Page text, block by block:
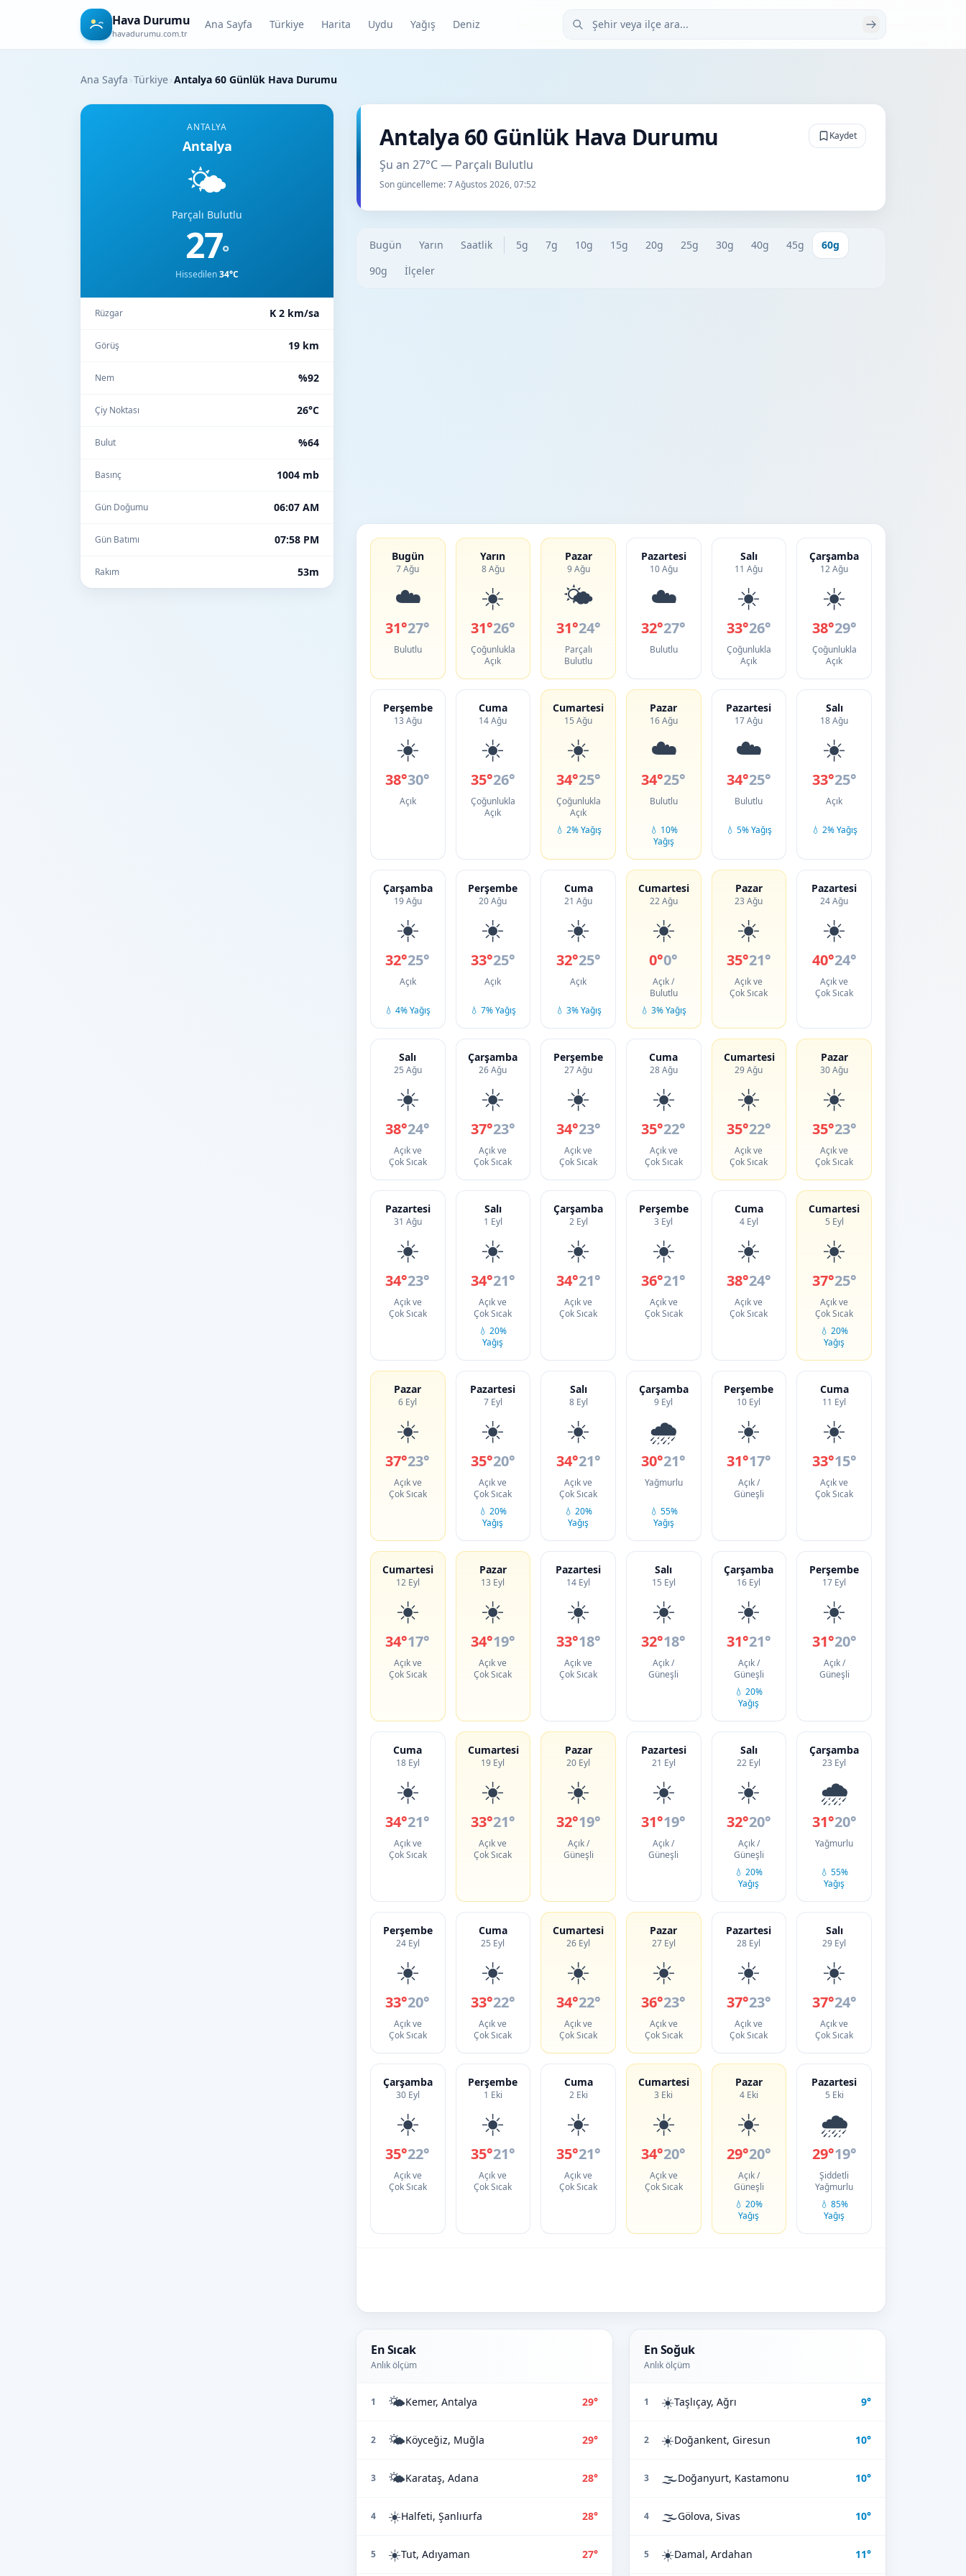
Hava Durumu
havadurumu.com.tr
Ana Sayfa Türkiye Harita Uydu Yağış Deniz Şehir veya ilçe ara
Ana Sayfa ›Türkiye›Antalya 60 Günlük Hava Durumu
ANTALYA
Antalya
🌤️
Parçalı Bulutlu
27°
Hissedilen34°C
Rüzgar K 2 km/sa
Görüş 19 km
Nem %92
Çiy Noktası 26°C
Bulut %64
Basınç 1004 mb
Gün Doğumu 06:07 AM
Gün Batımı 07:58 PM
Rakım 53m
Antalya 60 Günlük Hava Durumu
Şu an 27°C — Parçalı Bulutlu
Son güncelleme:7 Ağustos 2026, 07:52
Kaydet
Bugün Yarın Saatlik 5g 7g 10g 15g 20g 25g 30g 40g 45g
60g
90g
İlçeler
Bugün
7 Ağu
☁️
31°27°
Bulutlu
Yarın
8 Ağu
☀️
31°26°
Çoğunlukla
Açık
Pazar
9 Ağu
🌤️
31°24°
Parçalı
Bulutlu
Pazartesi
10 Ağu
☁️
32°27°
Bulutlu
Salı
11 Ağu
☀️
33°26°
Çoğunlukla
Açık
Çarşamba
12 Ağu
☀️
38°29°
Çoğunlukla
Açık
Perşembe
13 Ağu
☀️
38°30°
Açık
Cuma
14 Ağu
☀️
35°26°
Çoğunlukla
Açık
Cumartesi
15 Ağu
☀️
34°25°
Çoğunlukla
Açık
💧 2% Yağış
Pazar
16 Ağu
☁️
34°25°
Bulutlu
💧 10%
Yağış
Pazartesi
17 Ağu
☁️
34°25°
Bulutlu
💧 5% Yağış
Salı
18 Ağu
☀️
33°25°
Açık
💧 2% Yağış
Çarşamba
19 Ağu
☀️
32°25°
Açık
💧 4% Yağış
Perşembe
20 Ağu
☀️
33°25°
Açık
💧 7% Yağış
Cuma
21 Ağu
☀️
32°25°
Açık
💧 3% Yağış
Cumartesi
22 Ağu
☀️
0°0°
Açık /
Bulutlu
💧 3% Yağış
Pazar
23 Ağu
☀️
35°21°
Açık ve
Çok Sıcak
Pazartesi
24 Ağu
☀️
40°24°
Açık ve
Çok Sıcak
Salı
25 Ağu
☀️
38°24°
Açık ve
Çok Sıcak
Çarşamba
26 Ağu
☀️
37°23°
Açık ve
Çok Sıcak
Perşembe
27 Ağu
☀️
34°23°
Açık ve
Çok Sıcak
Cuma
28 Ağu
☀️
35°22°
Açık ve
Çok Sıcak
Cumartesi
29 Ağu
☀️
35°22°
Açık ve
Çok Sıcak
Pazar
30 Ağu
☀️
35°23°
Açık ve
Çok Sıcak
Pazartesi
31 Ağu
☀️
34°23°
Açık ve
Çok Sıcak
Salı
1 Eyl
☀️
34°21°
Açık ve
Çok Sıcak
💧 20%
Yağış
Çarşamba
2 Eyl
☀️
34°21°
Açık ve
Çok Sıcak
Perşembe
3 Eyl
☀️
36°21°
Açık ve
Çok Sıcak
Cuma
4 Eyl
☀️
38°24°
Açık ve
Çok Sıcak
Cumartesi
5 Eyl
☀️
37°25°
Açık ve
Çok Sıcak
💧 20%
Yağış
Pazar
6 Eyl
☀️
37°23°
Açık ve
Çok Sıcak
Pazartesi
7 Eyl
☀️
35°20°
Açık ve
Çok Sıcak
💧 20%
Yağış
Salı
8 Eyl
☀️
34°21°
Açık ve
Çok Sıcak
💧 20%
Yağış
Çarşamba
9 Eyl
🌧️
30°21°
Yağmurlu
💧 55%
Yağış
Perşembe
10 Eyl
☀️
31°17°
Açık /
Güneşli
Cuma
11 Eyl
☀️
33°15°
Açık ve
Çok Sıcak
Cumartesi
12 Eyl
☀️
34°17°
Açık ve
Çok Sıcak
Pazar
13 Eyl
☀️
34°19°
Açık ve
Çok Sıcak
Pazartesi
14 Eyl
☀️
33°18°
Açık ve
Çok Sıcak
Salı
15 Eyl
☀️
32°18°
Açık /
Güneşli
Çarşamba
16 Eyl
☀️
31°21°
Açık /
Güneşli
💧 20%
Yağış
Perşembe
17 Eyl
☀️
31°20°
Açık /
Güneşli
Cuma
18 Eyl
☀️
34°21°
Açık ve
Çok Sıcak
Cumartesi
19 Eyl
☀️
33°21°
Açık ve
Çok Sıcak
Pazar
20 Eyl
☀️
32°19°
Açık /
Güneşli
Pazartesi
21 Eyl
☀️
31°19°
Açık /
Güneşli
Salı
22 Eyl
☀️
32°20°
Açık /
Güneşli
💧 20%
Yağış
Çarşamba
23 Eyl
🌧️
31°20°
Yağmurlu
💧 55%
Yağış
Perşembe
24 Eyl
☀️
33°20°
Açık ve
Çok Sıcak
Cuma
25 Eyl
☀️
33°22°
Açık ve
Çok Sıcak
Cumartesi
26 Eyl
☀️
34°22°
Açık ve
Çok Sıcak
Pazar
27 Eyl
☀️
36°23°
Açık ve
Çok Sıcak
Pazartesi
28 Eyl
☀️
37°23°
Açık ve
Çok Sıcak
Salı
29 Eyl
☀️
37°24°
Açık ve
Çok Sıcak
Çarşamba
30 Eyl
☀️
35°22°
Açık ve
Çok Sıcak
Perşembe
1 Eki
☀️
35°21°
Açık ve
Çok Sıcak
Cuma
2 Eki
☀️
35°21°
Açık ve
Çok Sıcak
Cumartesi
3 Eki
☀️
34°20°
Açık ve
Çok Sıcak
Pazar
4 Eki
☀️
29°20°
Açık /
Güneşli
💧 20%
Yağış
Pazartesi
5 Eki
🌧️
29°19°
Şiddetli
Yağmurlu
💧 85%
Yağış
En Sıcak
Anlık ölçüm
1 🌤️Kemer, Antalya 29°
2 🌤️Köyceğiz, Muğla 29°
3 🌤️Karataş, Adana 28°
4 ☀️Halfeti, Şanlıurfa 28°
5 ☀️Tut, Adıyaman 27°
En Soğuk
Anlık ölçüm
1 ☀️Taşlıçay, Ağrı 9°
2 ☀️Doğankent, Giresun 10°
3 🌫️Doğanyurt, Kastamonu 10°
4 🌫️Gölova, Sivas 10°
5 ☀️Damal, Ardahan 11°